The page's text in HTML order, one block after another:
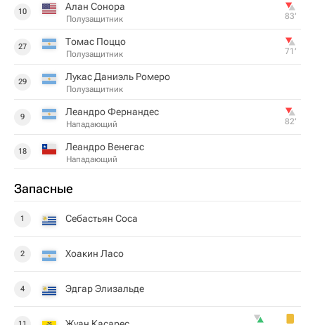
10 Алан Сонора
Полузащитник 83‎’‎
27 Томас Поццо
Полузащитник 71‎’‎
29 Лукас Даниэль Ромеро
Полузащитник
9 Леандро Фернандес
Нападающий 82‎’‎
18 Леандро Венегас
Нападающий
Запасные
1 Себастьян Соса
2 Хоакин Ласо
4 Эдгар Элизальде